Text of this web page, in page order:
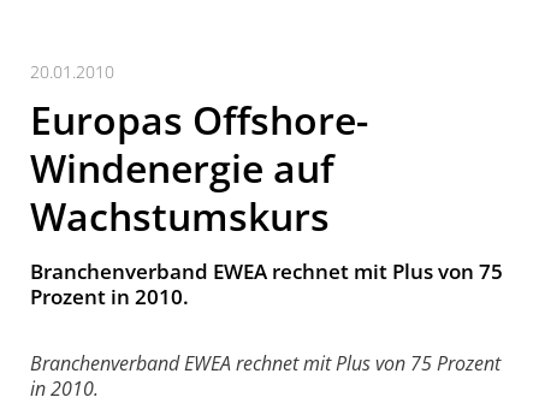
20.01.2010
Europas Offshore-
Windenergie auf
Wachstumskurs
Branchenverband EWEA rechnet mit Plus von 75
Prozent in 2010.
Branchenverband EWEA rechnet mit Plus von 75 Prozent
in 2010.